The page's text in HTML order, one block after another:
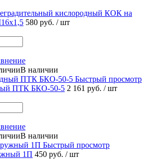
кислородный КОК на
580 руб. / шт
В наличии
Быстрый просмотр
ПТК БКО-50-5 2 161 руб. / шт
В наличии
Быстрый просмотр
1П 450 руб. / шт